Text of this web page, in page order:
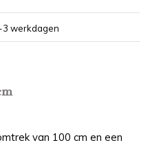
3 werkdagen
van 100 cm en een